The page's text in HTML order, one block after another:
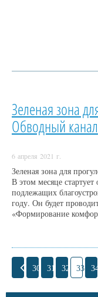
Зеленая зона
Обводный канал
6 апреля 2021 г.
Зеленая зона для
В этом месяце
подлежащих
году. Он будет
«Формирование
30 31 32 33 34